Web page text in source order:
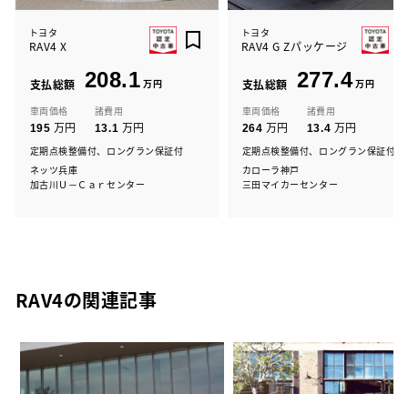
トヨタ
RAV4 X
支払総額 208.1 万円
車両価格
195 万円
諸費用
13.1 万円
定期点検整備付、ロングラン保証付
ネッツ兵庫
加古川Ｕ－Ｃａｒセンター
トヨタ
RAV4 G Zパッケージ
支払総額 277.4万円
車両価格
264 万円
諸費用
13.4 万円
定期点検整備付、ロングラン保証付
カローラ神戸
三田マイカーセンター
RAV4の関連記事